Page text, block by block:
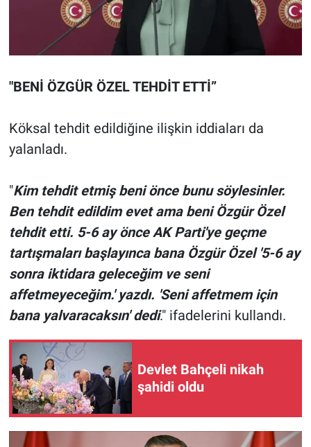
"BENİ ÖZGÜR ÖZEL TEHDİT ETTİ”
Köksal tehdit edildiğine ilişkin iddiaları da
yalanladı.
"Kim tehdit etmiş beni önce bunu söylesinler.
Ben tehdit edildim evet ama beni Özgür Özel
tehdit etti. 5-6 ay önce AK Parti'ye geçme
tartışmaları başlayınca bana Özgür Özel '5-6 ay
sonra iktidara geleceğim ve seni
affetmeyeceğim.' yazdı. 'Seni affetmem için
bana yalvaracaksın' dedi." ifadelerini kullandı.
Devlet Bahçeli nikah
şahidi oldu